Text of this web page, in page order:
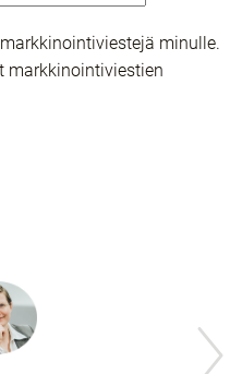
minulle.
markkinointiviestien